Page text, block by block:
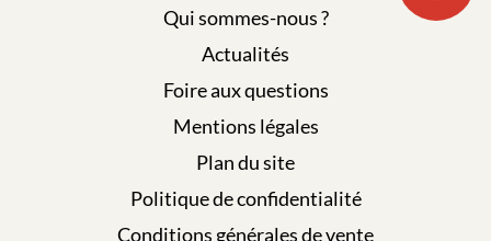
Qui sommes-nous ?
Actualités
Foire aux questions
Mentions légales
Plan du site
Politique de confidentialité
Conditions générales de vente